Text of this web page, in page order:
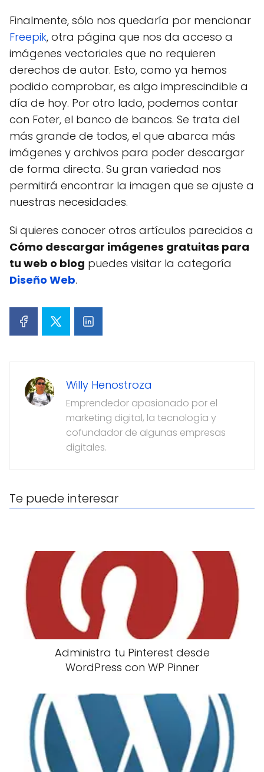
Finalmente, sólo nos quedaría por mencionar
Freepik, otra página que nos da acceso a
imágenes vectoriales que no requieren
derechos de autor. Esto, como ya hemos
podido comprobar, es algo imprescindible a
día de hoy. Por otro lado, podemos contar
con Foter, el banco de bancos. Se trata del
más grande de todos, el que abarca más
imágenes y archivos para poder descargar
de forma directa. Su gran variedad nos
permitirá encontrar la imagen que se ajuste a
nuestras necesidades.
Si quieres conocer otros artículos parecidos a
Cómo descargar imágenes gratuitas para
tu web o blog puedes visitar la categoría
Diseño Web.
Willy Henostroza
Emprendedor apasionado por el
marketing digital, la tecnología y
cofundador de algunas empresas
digitales.
Te puede interesar
Administra tu Pinterest desde
WordPress con WP Pinner